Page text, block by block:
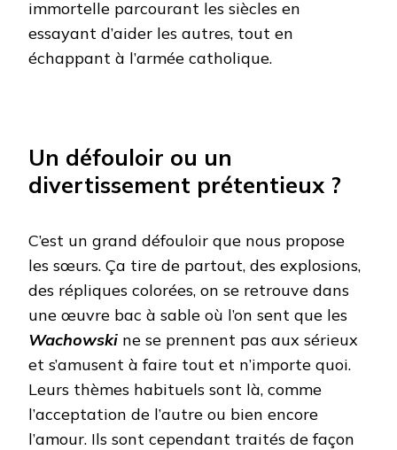
immortelle parcourant les siècles en
essayant d’aider les autres, tout en
échappant à l’armée catholique.
Un défouloir ou un
divertissement prétentieux ?
C’est un grand défouloir que nous propose
les sœurs. Ça tire de partout, des explosions,
des répliques colorées, on se retrouve dans
une œuvre bac à sable où l’on sent que les
Wachowski ne se prennent pas aux sérieux
et s’amusent à faire tout et n’importe quoi.
Leurs thèmes habituels sont là, comme
l’acceptation de l’autre ou bien encore
l’amour. Ils sont cependant traités de façon